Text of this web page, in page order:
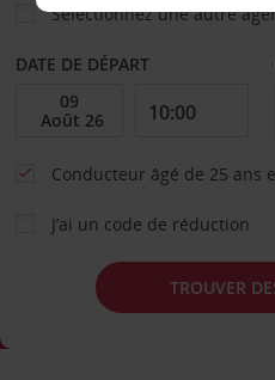
Sélectionnez une autre
DATE DE DÉPART
Conducteur âgé de 25 ans
J’ai un code de réduction
TROUVER